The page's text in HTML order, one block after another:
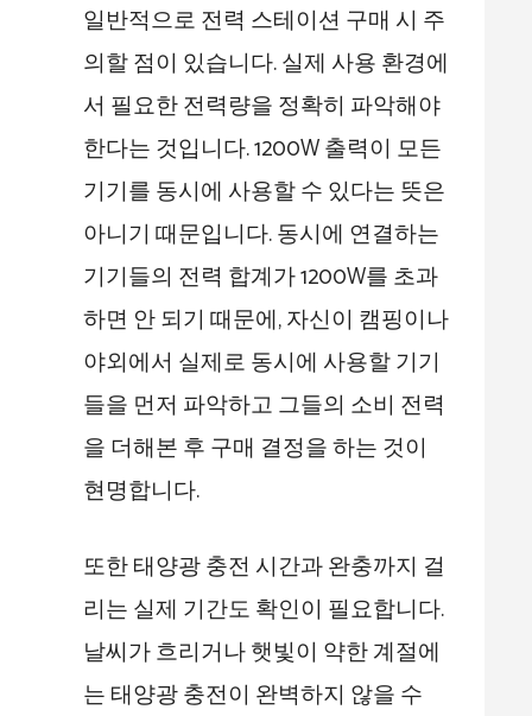
일반적으로 전력 스테이션 구매 시 주
의할 점이 있습니다. 실제 사용 환경에
서 필요한 전력량을 정확히 파악해야
한다는 것입니다. 1200W 출력이 모든
기기를 동시에 사용할 수 있다는 뜻은
아니기 때문입니다. 동시에 연결하는
기기들의 전력 합계가 1200W를 초과
하면 안 되기 때문에, 자신이 캠핑이나
야외에서 실제로 동시에 사용할 기기
들을 먼저 파악하고 그들의 소비 전력
을 더해본 후 구매 결정을 하는 것이
현명합니다.
또한 태양광 충전 시간과 완충까지 걸
리는 실제 기간도 확인이 필요합니다.
날씨가 흐리거나 햇빛이 약한 계절에
는 태양광 충전이 완벽하지 않을 수